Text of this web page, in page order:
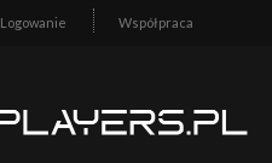
Logowanie Współpraca